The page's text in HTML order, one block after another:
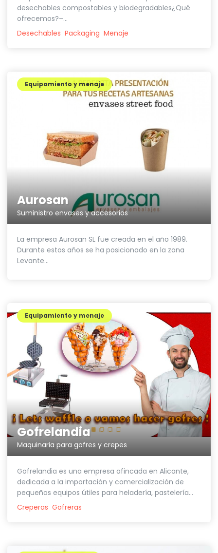
desechables compostables y biodegradables¿Qué
ofrecemos?–...
Desechables Packaging Menaje
Aurosan
Suministro envases y accesorios
Equipamiento y menaje
La empresa Aurosan SL fue creada en el año 1989.
Durante estos años se ha posicionado en la zona
Levante...
Gofrelandia
Maquinaria para gofres y crepes
Equipamiento y menaje
Gofrelandia es una empresa afincada en Alicante,
dedicada a la importación y comercialización de
pequeños equipos útiles para heladería, pastelería...
Creperas Gofreras